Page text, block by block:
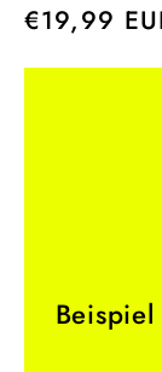
Normaler
€19,99